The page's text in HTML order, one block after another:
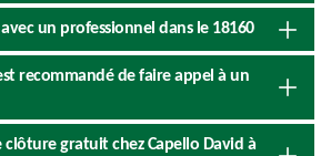
un professionnel dans le 18160
recommandé de faire appel à un
clôture gratuit chez Capello David à